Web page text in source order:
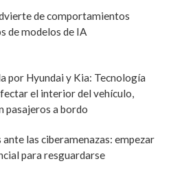
de comportamientos
de modelos de IA
por Hyundai y Kia: Tecnología
el interior del vehículo,
pasajeros a bordo
ante las ciberamenazas: empezar
para resguardarse